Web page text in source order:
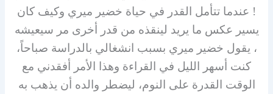
! عندما تتأمل القدر في حياة خضير ميري وكيف كان
يسير عكس ما يريد لينقذه من قدر أخرى مر سيعيشه
، يقول خضير ميري بسبب انشغالي بالدراسة صباحاً،
كنت أسهر الليل في القراءة وهذا الأمر أفقدني مع
الوقت القدرة على النوم، ليضطر والده أن يذهب به